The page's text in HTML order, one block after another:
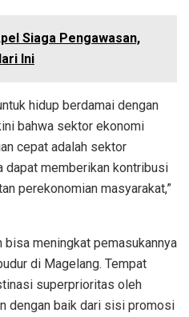
Siaga Pengawasan,
Ini
hidup berdamai dengan
bahwa sektor ekonomi
cepat adalah sektor
memberikan kontribusi
perekonomian masyarakat,”
meningkat pemasukannya
di Magelang. Tempat
superprioritas oleh
dengan baik dari sisi promosi